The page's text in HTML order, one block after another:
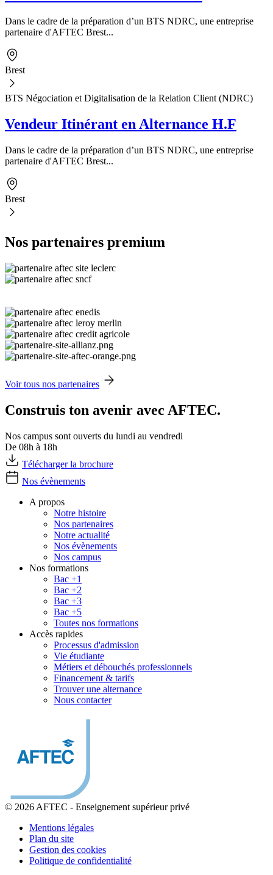
Dans le cadre de la préparation d’un BTS NDRC, une entreprise
partenaire d'AFTEC Brest...
Brest
BTS Négociation et Digitalisation de la Relation Client (NDRC)
Vendeur Itinérant en Alternance H.F
Dans le cadre de la préparation d’un BTS NDRC, une entreprise
partenaire d'AFTEC Brest...
Brest
Nos partenaires premium
Voir tous nos partenaires
Construis ton avenir avec AFTEC.
Nos campus sont ouverts du lundi au vendredi
De 08h à 18h
Télécharger la brochure
Nos évènements
A propos
Notre histoire
Nos partenaires
Notre actualité
Nos évènements
Nos campus
Nos formations
Bac +1
Bac +2
Bac +3
Bac +5
Toutes nos formations
Accès rapides
Processus d'admission
Vie étudiante
Métiers et débouchés professionnels
Financement & tarifs
Trouver une alternance
Nous contacter
© 2026 AFTEC - Enseignement supérieur privé
Mentions légales
Plan du site
Gestion des cookies
Politique de confidentialité